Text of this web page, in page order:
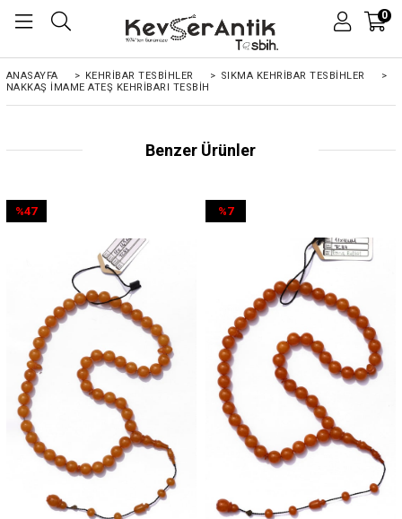
0
ANASAYFA > KEHRIBAR TESBIHLER > SIKMA KEHRİBAR TESBİHLER
>
NAKKAŞ İMAME ATEŞ KEHRIBARI TESBIH
Benzer Ürünler
%47
%7